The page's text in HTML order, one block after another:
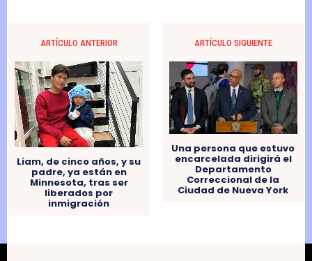
ARTÍCULO ANTERIOR
Liam, de cinco años, y su
padre, ya están en
Minnesota, tras ser
liberados por
inmigración
ARTÍCULO SIGUIENTE
Una persona que estuvo
encarcelada dirigirá el
Departamento
Correccional de la
Ciudad de Nueva York